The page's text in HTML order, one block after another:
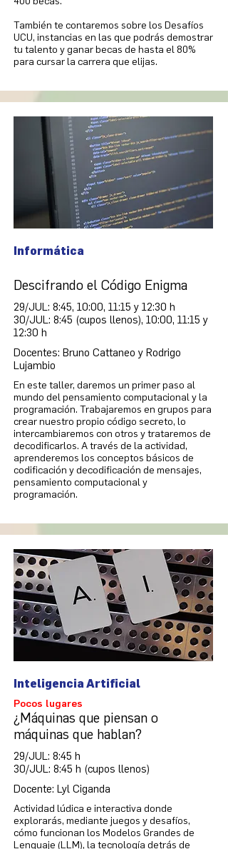
También te contaremos sobre los Desafíos
UCU, instancias en las que podrás demostrar
tu talento y ganar becas de hasta el 80%
para cursar la carrera que elijas.
Informática
Descifrando el Código Enigma
29/JUL: 8:45, 10:00, 11:15 y 12:30 h
30/JUL: 8:45 (cupos llenos), 10:00, 11:15 y
12:30 h
Docentes: Bruno Cattaneo y Rodrigo
Lujambio
En este taller, daremos un primer paso al
mundo del pensamiento computacional y la
programación. Trabajaremos en grupos para
crear nuestro propio código secreto, lo
intercambiaremos con otros y trataremos de
decodificarlos. A través de la actividad,
aprenderemos los conceptos básicos de
codificación y decodificación de mensajes,
pensamiento computacional y
programación.
Inteligencia Artificial
Pocos lugares
¿Máquinas que piensan o
máquinas que hablan?
29/JUL: 8:45 h
30/JUL: 8:45 h (cupos llenos)
Docente: Lyl Ciganda
Actividad lúdica e interactiva donde
explorarás, mediante juegos y desafíos,
cómo funcionan los Modelos Grandes de
Lenguaje (LLM), la tecnología detrás de